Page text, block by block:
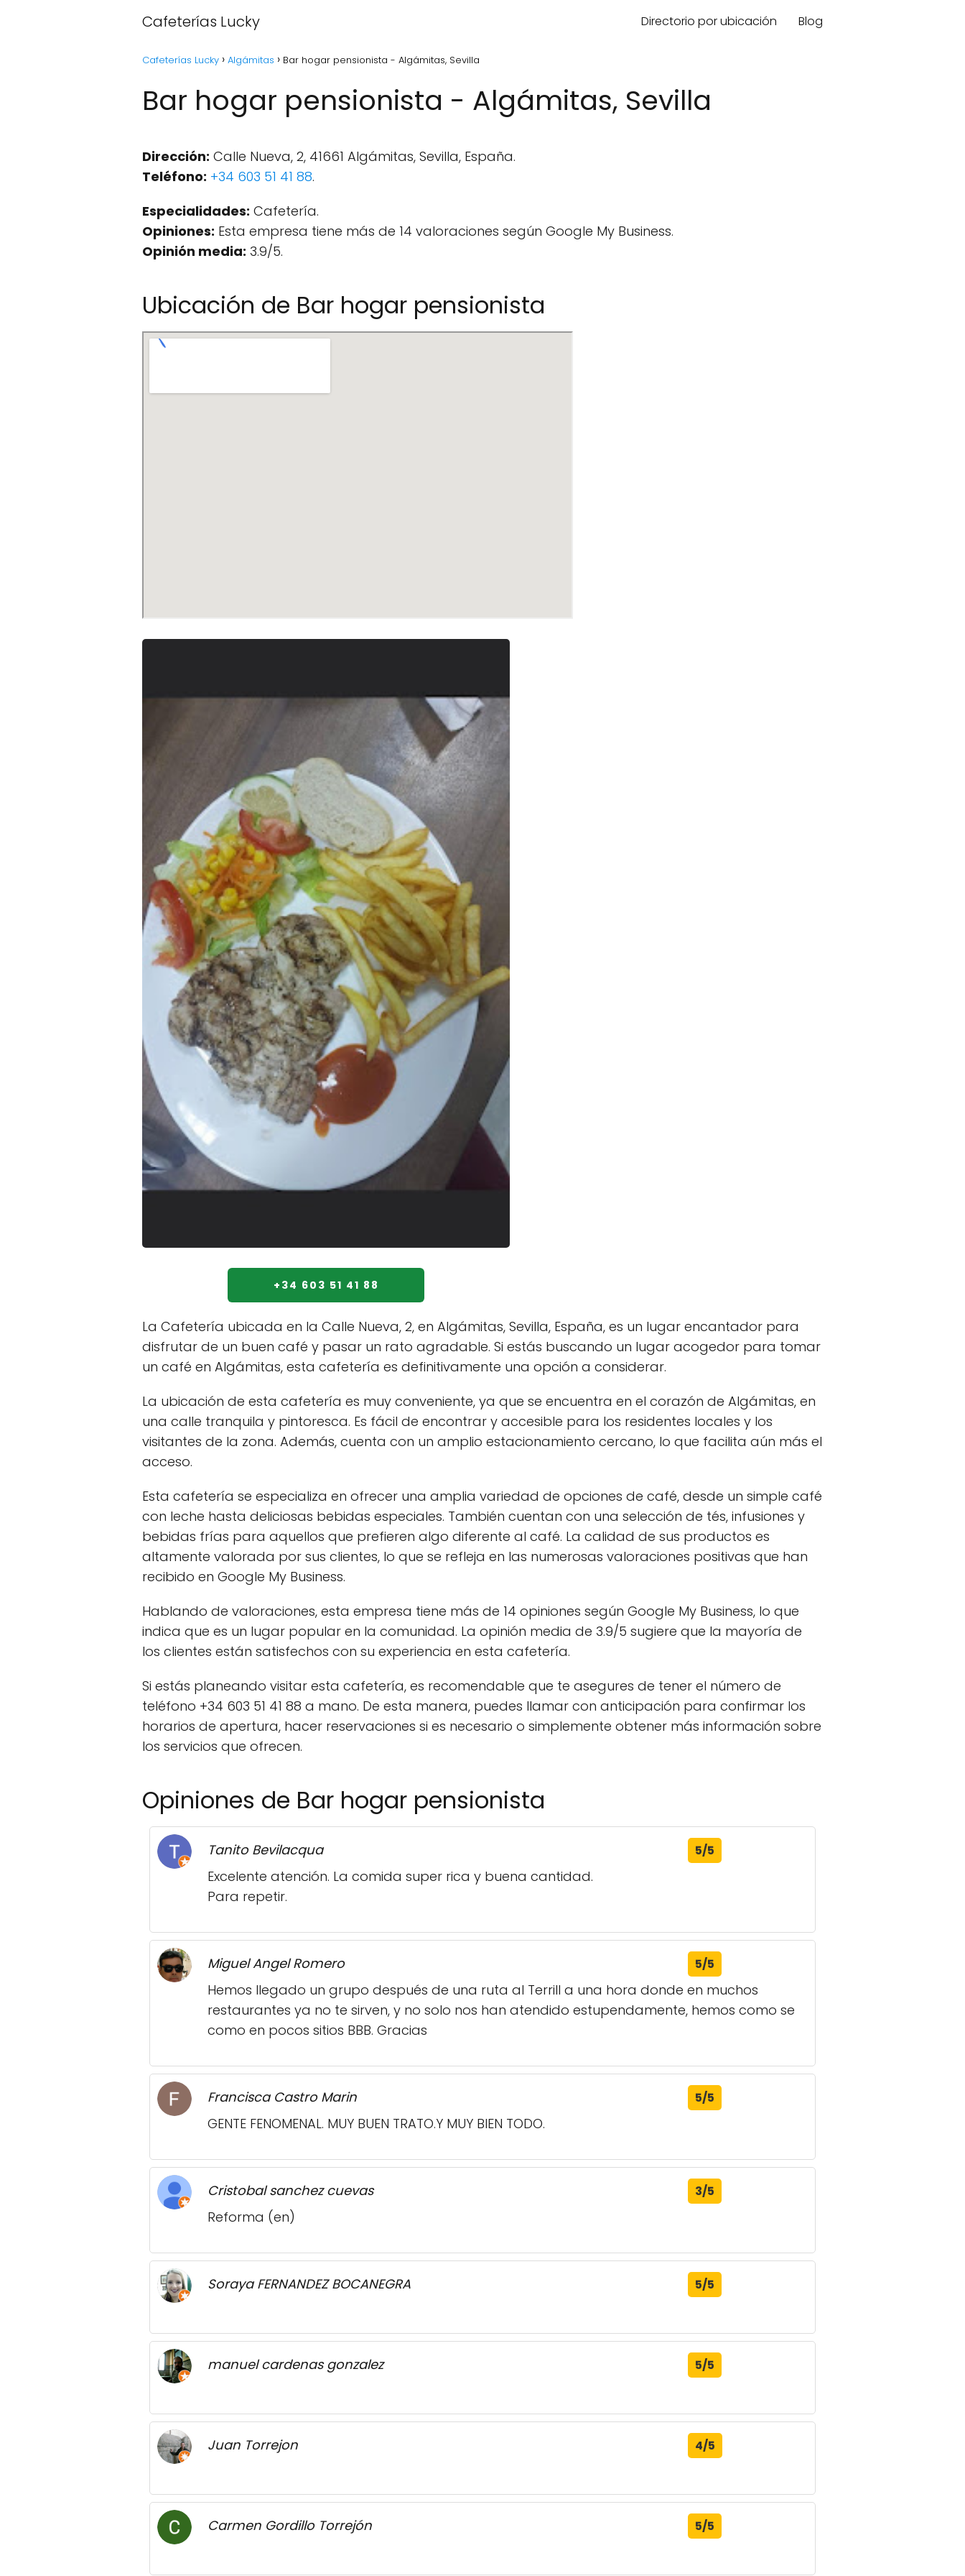
Cafeterías Lucky Directorio por ubicación Blog
Cafeterías Lucky Algámitas Bar hogar pensionista - Algámitas, Sevilla
Bar hogar pensionista - Algámitas, Sevilla
Dirección: Calle Nueva, 2, 41661 Algámitas, Sevilla, España.
Teléfono: +34 603 51 41 88.
Especialidades: Cafetería.
Opiniones: Esta empresa tiene más de 14 valoraciones según Google My Business.
Opinión media: 3.9/5.
Ubicación de Bar hogar pensionista
+34 603 51 41 88
La Cafetería ubicada en la Calle Nueva, 2, en Algámitas, Sevilla, España, es un lugar encantador para
disfrutar de un buen café y pasar un rato agradable. Si estás buscando un lugar acogedor para tomar
un café en Algámitas, esta cafetería es definitivamente una opción a considerar.
La ubicación de esta cafetería es muy conveniente, ya que se encuentra en el corazón de Algámitas, en
una calle tranquila y pintoresca. Es fácil de encontrar y accesible para los residentes locales y los
visitantes de la zona. Además, cuenta con un amplio estacionamiento cercano, lo que facilita aún más el
acceso.
Esta cafetería se especializa en ofrecer una amplia variedad de opciones de café, desde un simple café
con leche hasta deliciosas bebidas especiales. También cuentan con una selección de tés, infusiones y
bebidas frías para aquellos que prefieren algo diferente al café. La calidad de sus productos es
altamente valorada por sus clientes, lo que se refleja en las numerosas valoraciones positivas que han
recibido en Google My Business.
Hablando de valoraciones, esta empresa tiene más de 14 opiniones según Google My Business, lo que
indica que es un lugar popular en la comunidad. La opinión media de 3.9/5 sugiere que la mayoría de
los clientes están satisfechos con su experiencia en esta cafetería.
Si estás planeando visitar esta cafetería, es recomendable que te asegures de tener el número de
teléfono +34 603 51 41 88 a mano. De esta manera, puedes llamar con anticipación para confirmar los
horarios de apertura, hacer reservaciones si es necesario o simplemente obtener más información sobre
los servicios que ofrecen.
Opiniones de Bar hogar pensionista
Tanito Bevilacqua 5/5
Excelente atención. La comida super rica y buena cantidad.
Para repetir.
Miguel Angel Romero 5/5
Hemos llegado un grupo después de una ruta al Terrill a una hora donde en muchos
restaurantes ya no te sirven, y no solo nos han atendido estupendamente, hemos como se
como en pocos sitios BBB. Gracias
Francisca Castro Marin 5/5
GENTE FENOMENAL. MUY BUEN TRATO.Y MUY BIEN TODO.
Cristobal sanchez cuevas 3/5
Reforma (en)
Soraya FERNANDEZ BOCANEGRA 5/5
manuel cardenas gonzalez 5/5
Juan Torrejon 4/5
Carmen Gordillo Torrejón 5/5